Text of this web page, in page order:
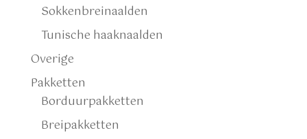
Sokkenbreinaalden
Tunische haaknaalden
Overige
Pakketten
Borduurpakketten
Breipakketten